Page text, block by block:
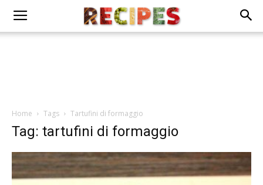
Home Tags Tartufini di formaggio
Tag: tartufini di formaggio